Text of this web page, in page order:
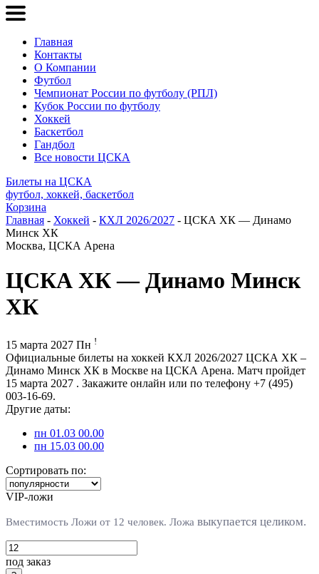
Главная
Контакты
О Компании
Футбол
Чемпионат России по футболу (РПЛ)
Кубок России по футболу
Хоккей
Баскетбол
Гандбол
Все новости ЦСКА
Билеты на ЦСКА
футбол, хоккей, баскетбол
Корзина
Главная - Хоккей - КХЛ 2026/2027 - ЦСКА ХК — Динамо
Минск ХК
Москва, ЦСКА Арена
ЦСКА ХК — Динамо Минск
ХК
15 марта 2027 Пн !
Официальные билеты на хоккей КХЛ 2026/2027 ЦСКА ХК –
Динамо Минск ХК в Москве на ЦСКА Арена. Матч пройдет
15 марта 2027 . Закажите онлайн или по телефону +7 (495)
003-16-69.
Другие даты:
пн 01.03 00.00
пн 15.03 00.00
Сортировать по:
VIP-ложи
Вместимость Ложи от 12 человек. Ложа выкупается целиком.
под заказ